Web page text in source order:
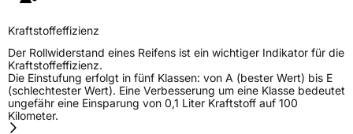
Kraftstoffeffizienz
Der Rollwiderstand eines Reifens ist ein wichtiger Indikator für die
Kraftstoffeffizienz.
Die Einstufung erfolgt in fünf Klassen: von A (bester Wert) bis E
(schlechtester Wert). Eine Verbesserung um eine Klasse bedeutet
ungefähr eine Einsparung von 0,1 Liter Kraftstoff auf 100
Kilometer.